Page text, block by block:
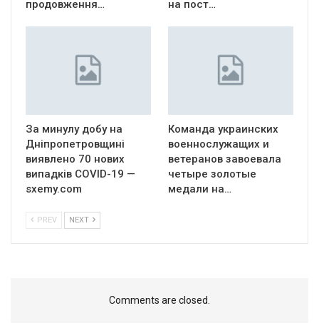
продовження…
на пост…
За минулу добу на
Дніпропетровщині
виявлено 70 нових
випадків COVID-19 —
sxemy.com
Команда украинских
военнослужащих и
ветеранов завоевала
четыре золотые
медали на…
PREV NEXT
Comments are closed.